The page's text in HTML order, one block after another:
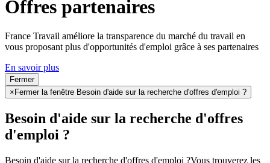
Offres partenaires
France Travail améliore la transparence du marché du travail en
vous proposant plus d'opportunités d'emploi grâce à ses partenaires
En savoir plus
Fermer
× Fermer la fenêtre Besoin d'aide sur la recherche d'offres d'emploi ?
Besoin d'aide sur la recherche d'offres
d'emploi ?
Besoin d'aide sur la recherche d'offres d'emploi ?Vous trouverez les